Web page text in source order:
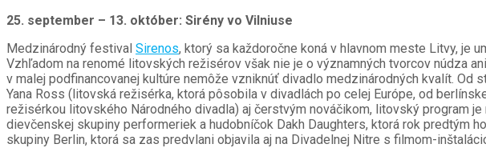
25. september – 13. október: Sirény vo Vilniuse
Medzinárodný festival Sirenos, ktorý sa každoročne koná v hlavnom meste Litvy, je
Vzhľadom na renomé litovských režisérov však nie je o významných tvorcov núdza
v malej podfinancovanej kultúre nemôže vzniknúť divadlo medzinárodných kvalít. Od
Yana Ross (litovská režisérka, ktorá pôsobila v divadlách po celej Európe, od
režisérkou litovského Národného divadla) aj čerstvým nováčikom, litovský program
dievčenskej skupiny performeriek a hudobníčok Dakh Daughters, ktorá rok predtým
skupiny Berlin, ktorá sa zas predvlani objavila aj na Divadelnej Nitre s filmom-